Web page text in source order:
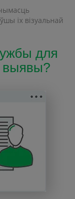
іх візуальнай
для
выявы?